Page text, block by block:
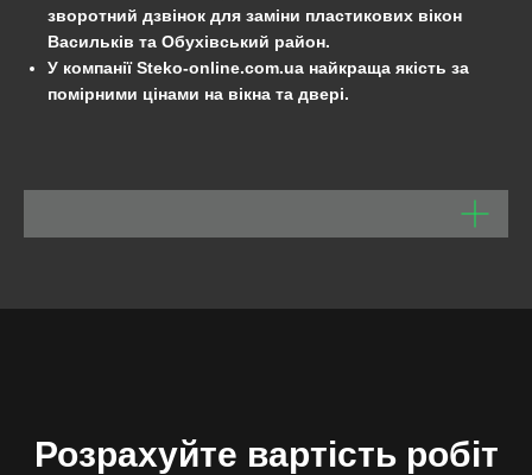
зворотний дзвінок для заміни пластикових вікон
Васильків та Обухівський район.
У компанії Steko-online.com.ua найкраща якість за
помірними цінами на вікна та двері.
Розрахуйте вартість робіт